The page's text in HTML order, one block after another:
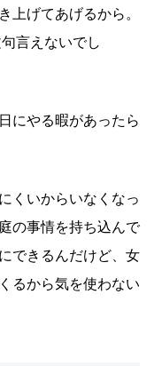
上げてあげるから。
言えないでし
にやる暇があったら
くいからいなくなっ
の事情を持ち込んで
できるんだけど、女
るから気を使わない